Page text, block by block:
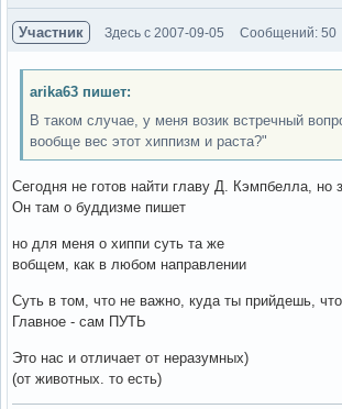
Участник Здесь с 2007-09-05 Сообщений: 50
arika63 пишет:
В таком случае, у меня возик встречный
вообще вес этот хиппизм и раста?"
Сегодня не готов найти главу Д. Кэмпбелла, но
Он там о буддизме пишет
но для меня о хиппи суть та же
вобщем, как в любом направлении
Суть в том, что не важно, куда ты прийдешь,
Главное - сам ПУТЬ
Это нас и отличает от неразумных)
(от животных. то есть)